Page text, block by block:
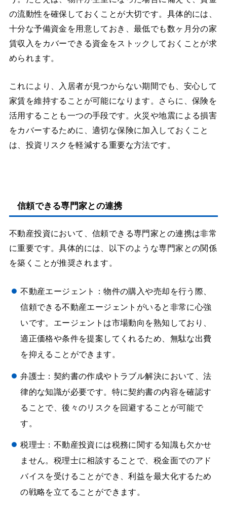
の流動性を確保しておくことが大切です。具体的には、
十分な予備資金を用意しておき、最低でも数ヶ月分の家
賃収入をカバーできる資金をストックしておくことが求
められます。
これにより、入居者が見つからない期間でも、安心して
家賃を維持することが可能になります。さらに、保険を
活用することも一つの手段です。火災や地震による損害
をカバーするために、適切な保険に加入しておくこと
は、投資リスクを軽減する重要な方法です。
信頼できる専門家との連携
不動産投資において、信頼できる専門家との連携は非常
に重要です。具体的には、以下のような専門家との関係
を築くことが推奨されます。
不動産エージェント：物件の購入や売却を行う際、
信頼できる不動産エージェントがいると非常に心強
いです。エージェントは市場動向を熟知しており、
適正価格や条件を提案してくれるため、無駄な出費
を抑えることができます。
弁護士：契約書の作成やトラブル解決において、法
律的な知識が必要です。特に契約書の内容を確認す
ることで、後々のリスクを回避することが可能で
す。
税理士：不動産投資には税務に関する知識も欠かせ
ません。税理士に相談することで、税金面でのアド
バイスを受けることができ、利益を最大化するため
の戦略を立てることができます。